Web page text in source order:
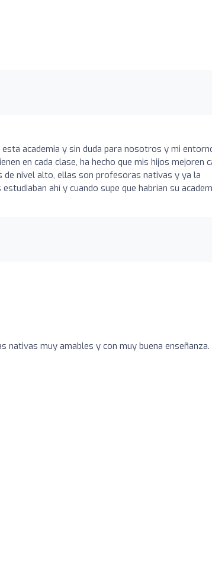
academia y sin duda para nosotros y mi
en cada clase, ha hecho que mis hijos mejoren
nivel alto, ellas son profesoras nativas y ya la
ahí y cuando supe que habrían su
nativas muy amables y con muy buena enseñanza.